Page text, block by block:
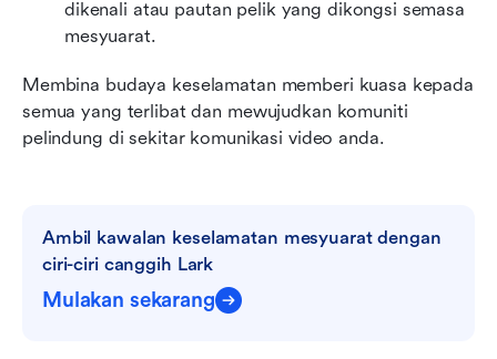
dikenali atau pautan pelik yang dikongsi semasa
mesyuarat.
Membina budaya keselamatan memberi kuasa kepada
semua yang terlibat dan mewujudkan komuniti
pelindung di sekitar komunikasi video anda.
Ambil kawalan keselamatan mesyuarat dengan
ciri-ciri canggih Lark
Mulakan sekarang